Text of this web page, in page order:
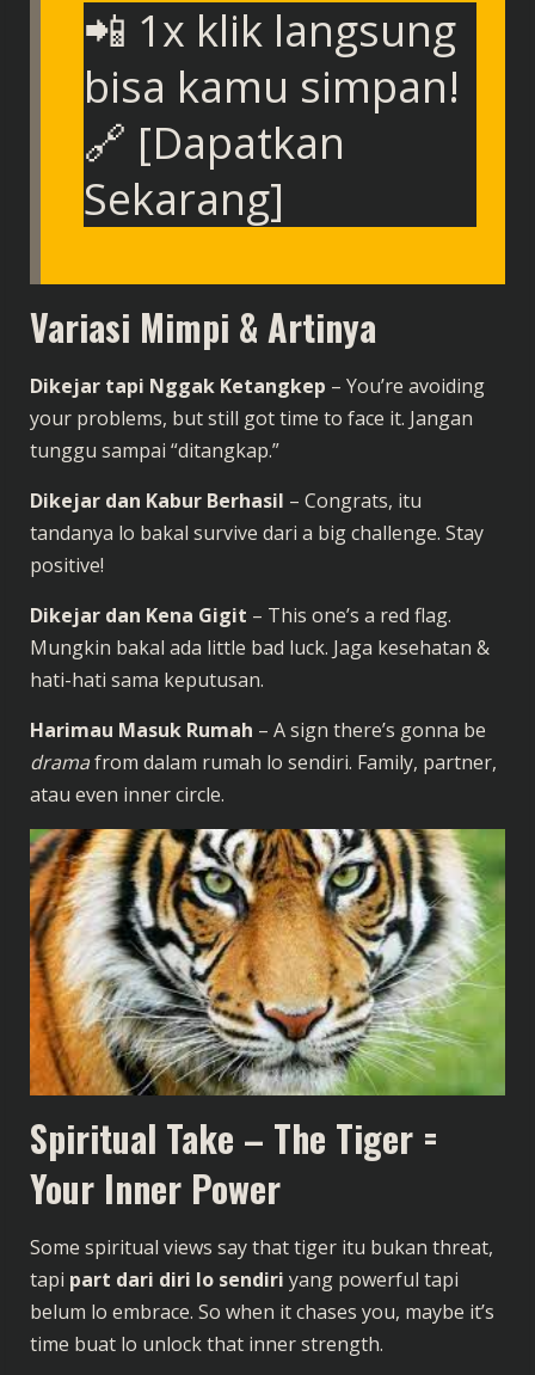
📲 1x klik langsung
bisa kamu simpan!
🔗 [Dapatkan
Sekarang]
Variasi Mimpi & Artinya
Dikejar tapi Nggak Ketangkep – You’re avoiding
your problems, but still got time to face it. Jangan
tunggu sampai “ditangkap.”
Dikejar dan Kabur Berhasil – Congrats, itu
tandanya lo bakal survive dari a big challenge. Stay
positive!
Dikejar dan Kena Gigit – This one’s a red flag.
Mungkin bakal ada little bad luck. Jaga kesehatan &
hati-hati sama keputusan.
Harimau Masuk Rumah – A sign there’s gonna be
dramafrom dalam rumah lo sendiri. Family, partner,
atau even inner circle.
Spiritual Take – The Tiger =
Your Inner Power
Some spiritual views say that tiger itu bukan threat,
tapi part dari diri lo sendiri yang powerful tapi
belum lo embrace. So when it chases you, maybe it’s
time buat lo unlock that inner strength.